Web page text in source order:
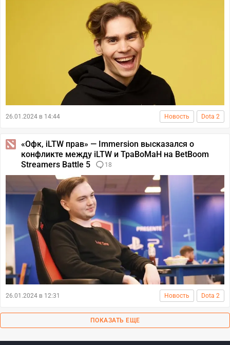
26.01.2024 в 14:44 Новость Dota 2
«Офк, iLTW прав» — Immersion высказался о
конфликте между iLTW и TpaBoMaH на BetBoom
Streamers Battle 5
18
26.01.2024 в 12:31 Новость Dota 2
ПОКАЗАТЬ ЕЩЕ